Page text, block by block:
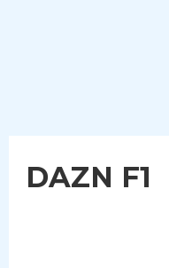
DAZN F1